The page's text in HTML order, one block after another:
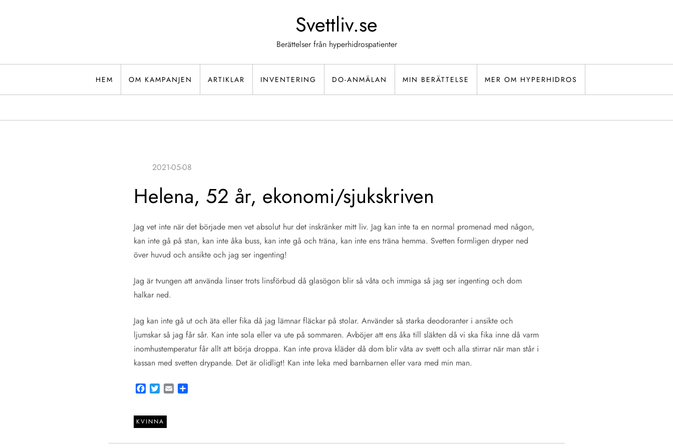
Svettliv.se
Berättelser från hyperhidrospatienter
HEM OM KAMPANJEN ARTIKLAR INVENTERING DO-ANMÄLAN MIN BERÄTTELSE MER OM HYPERHIDROS
Helena, 52 år, ekonomi/sjukskriven
Jag vet inte när det började men vet absolut hur det inskränker mitt liv. Jag kan inte ta en normal promenad med någon,
kan inte gå på stan, kan inte åka buss, kan inte gå och träna, kan inte ens träna hemma. Svetten formligen dryper ned
över huvud och ansikte och jag ser ingenting!
Jag är tvungen att använda linser trots linsförbud då glasögon blir så våta och immiga så jag ser ingenting och dom
halkar ned.
Jag kan inte gå ut och äta eller fika då jag lämnar fläckar på stolar. Använder så starka deodoranter i ansikte och
ljumskar så jag får sår. Kan inte sola eller va ute på sommaren. Avböjer att ens åka till släkten då vi ska fika inne då varm
inomhustemperatur får allt att börja droppa. Kan inte prova kläder då dom blir våta av svett och alla stirrar när man står i
kassan med svetten drypande. Det är olidligt! Kan inte leka med barnbarnen eller vara med min man.
Facebook
TwitterEmailShare
KVINNA